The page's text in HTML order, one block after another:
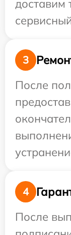
доставим
3
После
4
После